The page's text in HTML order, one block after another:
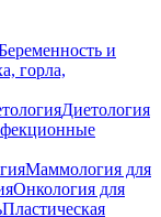
и
горла,
Диетология
Маммология для
Онкология для
Пластическая